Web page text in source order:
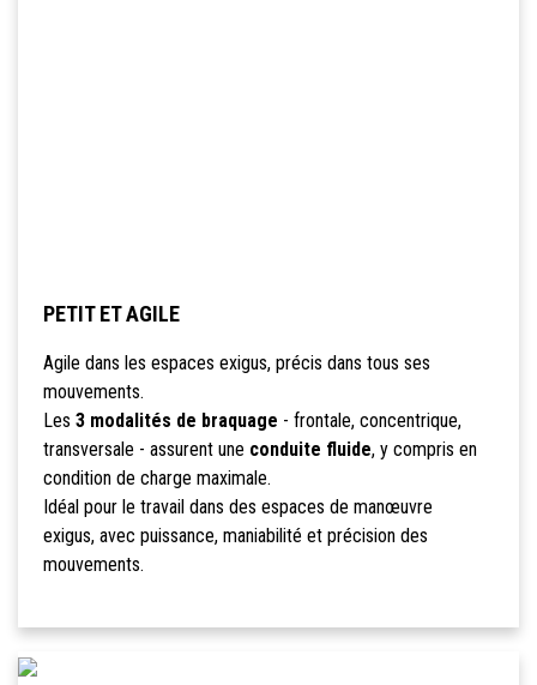
PETIT ET AGILE
Agile dans les espaces exigus, précis dans tous ses
mouvements.
Les 3 modalités de braquage - frontale, concentrique,
transversale - assurent une conduite fluide, y compris en
condition de charge maximale.
Idéal pour le travail dans des espaces de manœuvre
exigus, avec puissance, maniabilité et précision des
mouvements.